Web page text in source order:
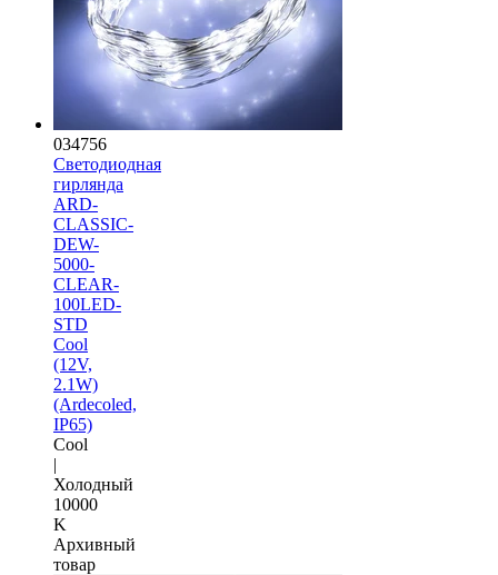
034756
Светодиодная
гирлянда
ARD-
CLASSIC-
DEW-
5000-
CLEAR-
100LED-
STD
Cool
(12V,
2.1W)
(Ardecoled,
IP65)
Cool
|
Холодный
10000
K
Архивный
товар